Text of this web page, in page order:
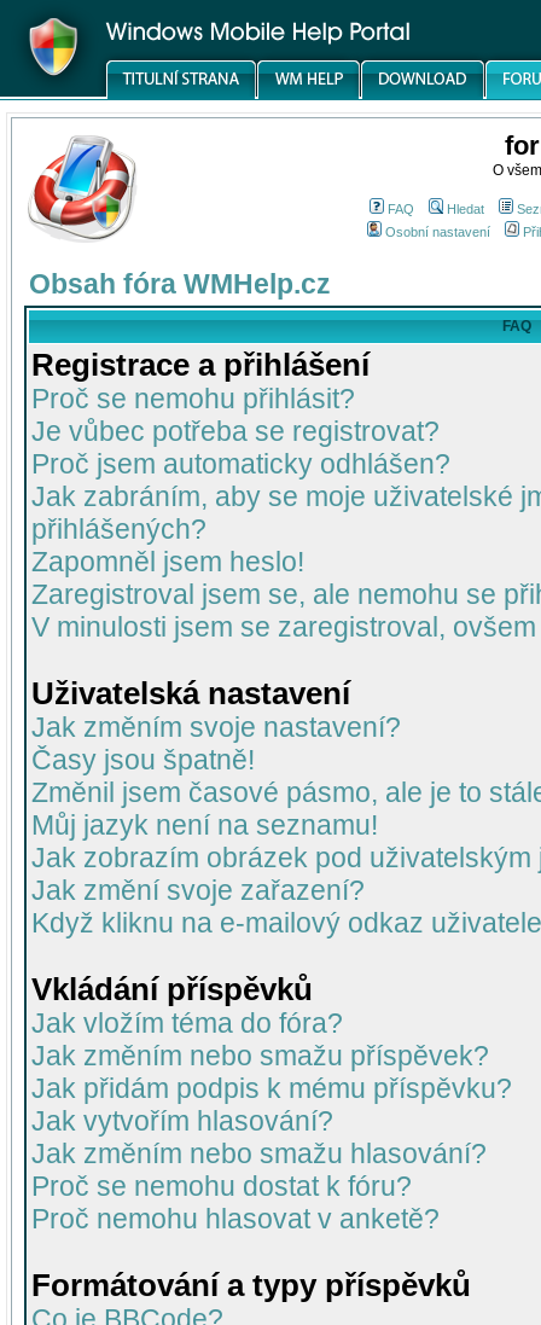
O
FAQ Hledat
Osobní nastavení
Obsah fóra WMHelp.cz
FAQ
Registrace a přihlášení
Proč se nemohu přihlásit?
Je vůbec potřeba se registrovat?
Proč jsem automaticky odhlášen?
Jak zabráním, aby se moje uživatelské
přihlášených?
Zapomněl jsem heslo!
Zaregistroval jsem se, ale nemohu se
V minulosti jsem se zaregistroval,
Uživatelská nastavení
Jak změním svoje nastavení?
Časy jsou špatně!
Změnil jsem časové pásmo, ale je to
Můj jazyk není na seznamu!
Jak zobrazím obrázek pod uživatelským
Jak změní svoje zařazení?
Když kliknu na e-mailový odkaz
Vkládání příspěvků
Jak vložím téma do fóra?
Jak změním nebo smažu příspěvek?
Jak přidám podpis k mému příspěvku?
Jak vytvořím hlasování?
Jak změním nebo smažu hlasování?
Proč se nemohu dostat k fóru?
Proč nemohu hlasovat v anketě?
Formátování a typy příspěvků